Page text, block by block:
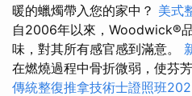
暖的蠟燭帶入您的家中？ 美式
自2006年以來，Woodwick®
味，對其所有感官感到滿意。
在燃燒過程中骨折微弱，使芬
傳統整復推拿技術士證照班